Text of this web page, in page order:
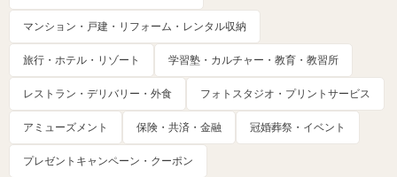
マンション・戸建・リフォーム・レンタル収納
旅行・ホテル・リゾート 学習塾・カルチャー・教育・教習所
レストラン・デリバリー・外食 フォトスタジオ・プリントサービス
アミューズメント 保険・共済・金融 冠婚葬祭・イベント
プレゼントキャンペーン・クーポン